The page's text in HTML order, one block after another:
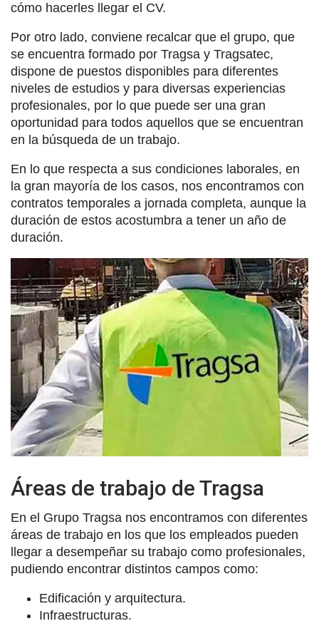
cómo hacerles llegar el CV.
Por otro lado, conviene recalcar que el grupo, que
se encuentra formado por Tragsa y Tragsatec,
dispone de puestos disponibles para diferentes
niveles de estudios y para diversas experiencias
profesionales, por lo que puede ser una gran
oportunidad para todos aquellos que se encuentran
en la búsqueda de un trabajo.
En lo que respecta a sus condiciones laborales, en
la gran mayoría de los casos, nos encontramos con
contratos temporales a jornada completa, aunque la
duración de estos acostumbra a tener un año de
duración.
Áreas de trabajo de Tragsa
En el Grupo Tragsa nos encontramos con diferentes
áreas de trabajo en los que los empleados pueden
llegar a desempeñar su trabajo como profesionales,
pudiendo encontrar distintos campos como:
Edificación y arquitectura.
Infraestructuras.